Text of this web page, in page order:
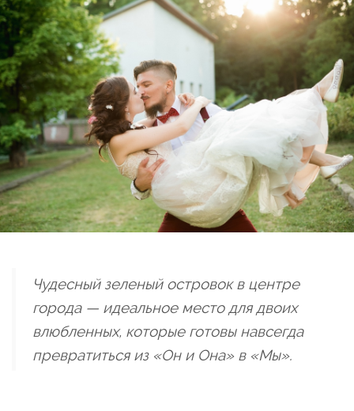
Чудесный зеленый островок в центре
города — идеальное место для двоих
влюбленных, которые готовы навсегда
превратиться из «Он и Она» в «Мы».